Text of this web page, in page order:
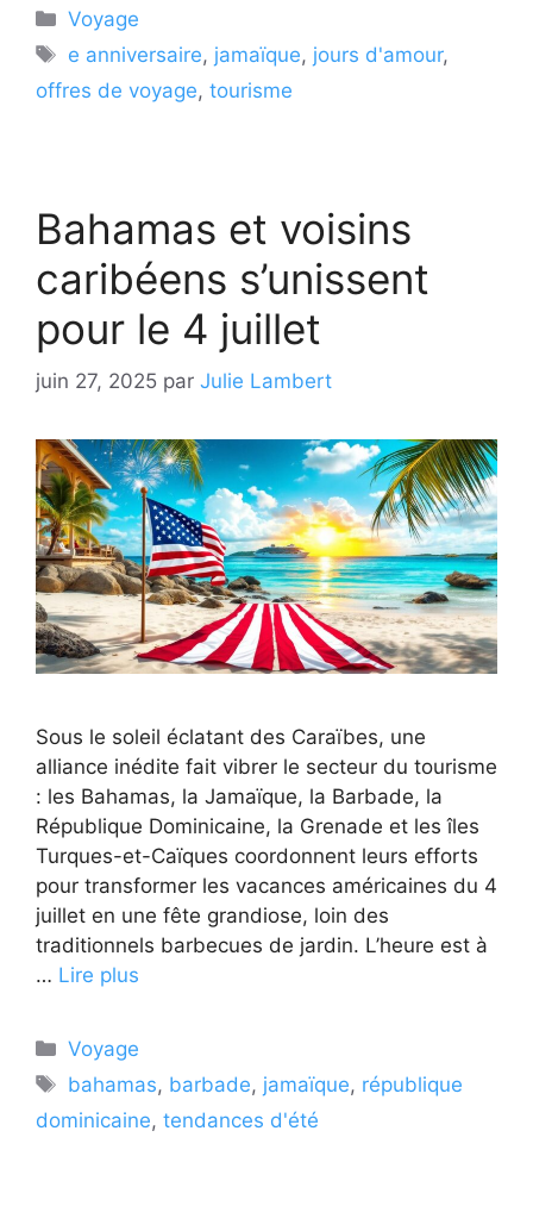
Catégories
Voyage
Étiquettes
e anniversaire, jamaïque, jours d'amour,
offres de voyage, tourisme
Bahamas et voisins
caribéens s’unissent
pour le 4 juillet
juin 27, 2025 par Julie Lambert
Sous le soleil éclatant des Caraïbes, une
alliance inédite fait vibrer le secteur du tourisme
: les Bahamas, la Jamaïque, la Barbade, la
République Dominicaine, la Grenade et les îles
Turques-et-Caïques coordonnent leurs efforts
pour transformer les vacances américaines du 4
juillet en une fête grandiose, loin des
traditionnels barbecues de jardin. L’heure est à
… Lire plus
Catégories
Voyage
Étiquettes
bahamas, barbade, jamaïque, république
dominicaine, tendances d'été